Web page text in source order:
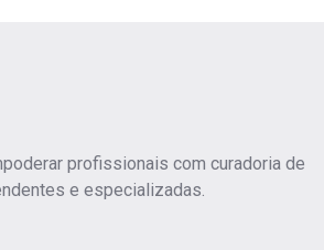
profissionais com curadoria de
e especializadas.